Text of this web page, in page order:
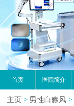
首页 医院简介
主页 > 男性白癜风 >